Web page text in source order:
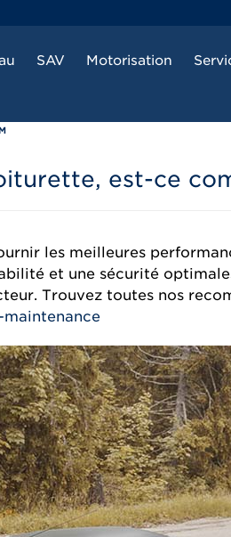
SAV Motorisation
est-ce
les meilleures
et une sécurité
Trouvez toutes nos